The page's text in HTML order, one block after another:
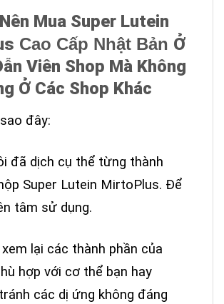
Mua Super Lutein
Cao Cấp Nhật Bản Ở
Viên Shop Mà Không
Ở Các Shop Khác
đây:
đã dịch cụ thể từng thành
Super Lutein MirtoPlus. Để
tâm sử dụng.
lại các thành phần của
hợp với cơ thể bạn hay
các dị ứng không đáng